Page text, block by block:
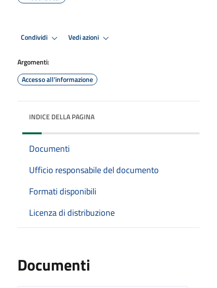
Condividi Vedi azioni
Argomenti:
Accesso all'informazione
INDICE DELLA PAGINA
Documenti
Ufficio responsabile del documento
Formati disponibili
Licenza di distribuzione
Documenti